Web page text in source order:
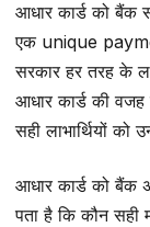
आधार कार्ड को बैंक
एक unique
सरकार हर तरह के
आधार कार्ड की
सही लाभार्थियों को
आधार कार्ड को
पता है कि कौन सही